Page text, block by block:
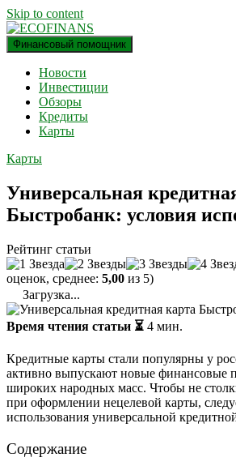
Skip to content
ECOFINANS
финансовый блог
Финансовый помощник
Новости
Инвестиции
Обзоры
Кредиты
Карты
Карты
Универсальная
Быстробанк: условия
Рейтинг статьи
оценок, среднее: 5,00 из 5)
Загрузка...
Время чтения статьи ⏳ 4 мин.
Кредитные карты стали популярны у
активно выпускают новые финансовые
широких народных масс. Чтобы не
при оформлении нецелевой карты,
использования универсальной
Содержание